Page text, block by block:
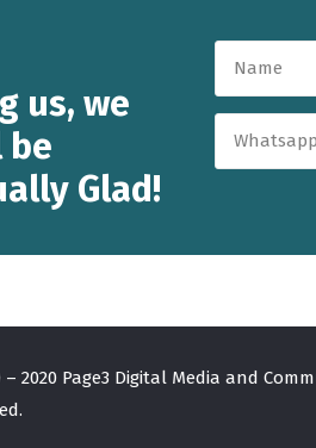
us, we
be
Glad!
– 2020 Page3 Digital Media and